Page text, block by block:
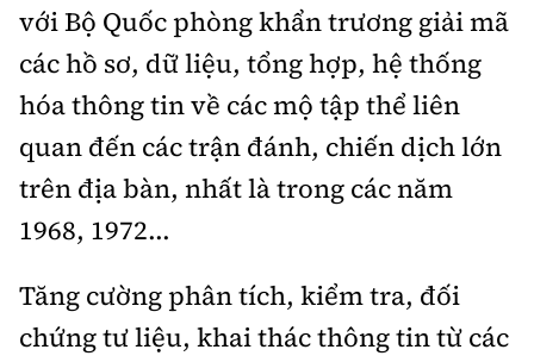
với Bộ Quốc phòng khẩn trương giải mã
các hồ sơ, dữ liệu, tổng hợp, hệ thống
hóa thông tin về các mộ tập thể liên
quan đến các trận đánh, chiến dịch lớn
trên địa bàn, nhất là trong các năm
1968, 1972...
Tăng cường phân tích, kiểm tra, đối
chứng tư liệu, khai thác thông tin từ các